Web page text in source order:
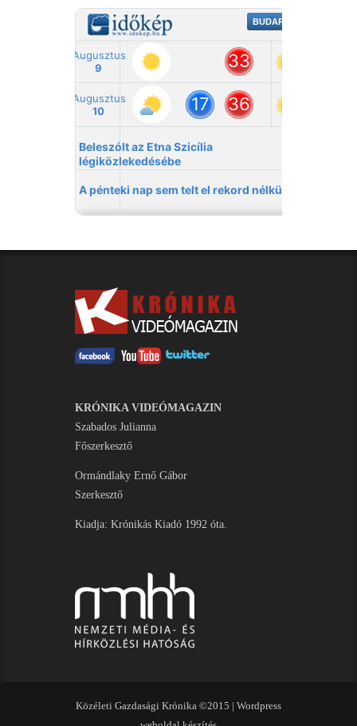
KRÓNIKA VIDEÓMAGAZIN
Szabados Julianna
Főszerkesztő
Ormándlaky Ernő Gábor
Szerkesztő
Kiadja: Krónikás Kiadó 1992 óta.
Közéleti Gazdasági Krónika ©2015 | Wordpress